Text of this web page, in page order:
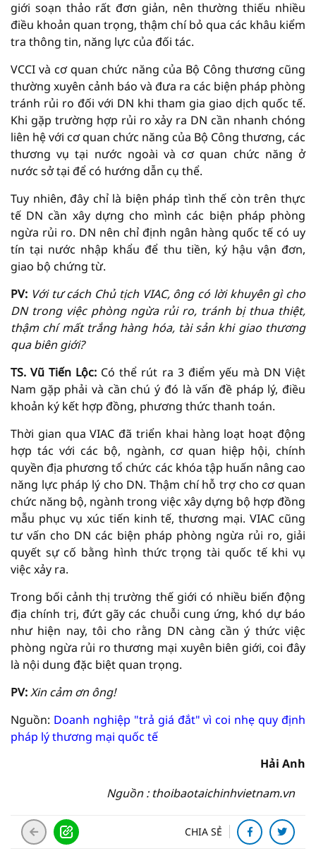
giới soạn thảo rất đơn giản, nên thường thiếu nhiều
điều khoản quan trọng, thậm chí bỏ qua các khâu kiểm
tra thông tin, năng lực của đối tác.
VCCI và cơ quan chức năng của Bộ Công thương cũng
thường xuyên cảnh báo và đưa ra các biện pháp phòng
tránh rủi ro đối với DN khi tham gia giao dịch quốc tế.
Khi gặp trường hợp rủi ro xảy ra DN cần nhanh chóng
liên hệ với cơ quan chức năng của Bộ Công thương, các
thương vụ tại nước ngoài và cơ quan chức năng ở
nước sở tại để có hướng dẫn cụ thể.
Tuy nhiên, đây chỉ là biện pháp tình thế còn trên thực
tế DN cần xây dựng cho mình các biện pháp phòng
ngừa rủi ro. DN nên chỉ định ngân hàng quốc tế có uy
tín tại nước nhập khẩu để thu tiền, ký hậu vận đơn,
giao bộ chứng từ.
PV: Với tư cách Chủ tịch VIAC, ông có lời khuyên gì cho
DN trong việc phòng ngừa rủi ro, tránh bị thua thiệt,
thậm chí mất trắng hàng hóa, tài sản khi giao thương
qua biên giới?
TS. Vũ Tiến Lộc: Có thể rút ra 3 điểm yếu mà DN Việt
Nam gặp phải và cần chú ý đó là vấn đề pháp lý, điều
khoản ký kết hợp đồng, phương thức thanh toán.
Thời gian qua VIAC đã triển khai hàng loạt hoạt động
hợp tác với các bộ, ngành, cơ quan hiệp hội, chính
quyền địa phương tổ chức các khóa tập huấn nâng cao
năng lực pháp lý cho DN. Thậm chí hỗ trợ cho cơ quan
chức năng bộ, ngành trong việc xây dựng bộ hợp đồng
mẫu phục vụ xúc tiến kinh tế, thương mại. VIAC cũng
tư vấn cho DN các biện pháp phòng ngừa rủi ro, giải
quyết sự cố bằng hình thức trọng tài quốc tế khi vụ
việc xảy ra.
Trong bối cảnh thị trường thế giới có nhiều biến động
địa chính trị, đứt gãy các chuỗi cung ứng, khó dự báo
như hiện nay, tôi cho rằng DN càng cần ý thức việc
phòng ngừa rủi ro thương mại xuyên biên giới, coi đây
là nội dung đặc biệt quan trọng.
PV:Xin cảm ơn ông!
Nguồn: Doanh nghiệp "trả giá đắt" vì coi nhẹ quy định
pháp lý thương mại quốc tế
Hải Anh
Nguồn : thoibaotaichinhvietnam.vn
CHIA SẺ